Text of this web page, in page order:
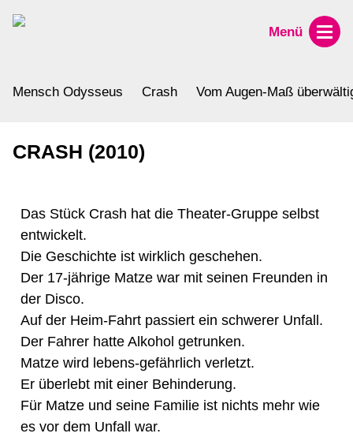
Menü
Mensch Odysseus Crash Vom Augen-Maß
CRASH (2010)
Das Stück Crash hat die Theater-Gruppe selbst
entwickelt.
Die Geschichte ist wirklich geschehen.
Der 17-jährige Matze war mit seinen Freunden in
der Disco.
Auf der Heim-Fahrt passiert ein schwerer Unfall.
Der Fahrer hatte Alkohol getrunken.
Matze wird lebens-gefährlich verletzt.
Er überlebt mit einer Behinderung.
Für Matze und seine Familie ist nichts mehr wie
es vor dem Unfall war.